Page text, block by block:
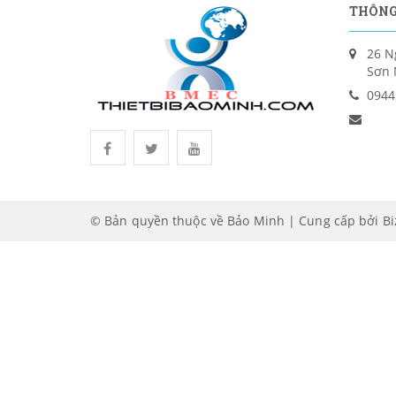
26
Sơn
© Bản quyền thuộc về Bảo Minh | Cung cấp bởi